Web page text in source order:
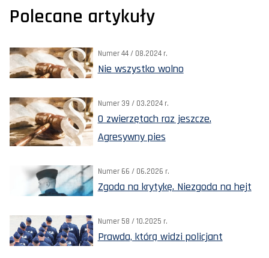
Polecane artykuły
Numer 44 / 08.2024 r.
Nie wszystko wolno
Numer 39 / 03.2024 r.
O zwierzętach raz jeszcze.
Agresywny pies
Numer 66 / 06.2026 r.
Zgoda na krytykę. Niezgoda na hejt
Numer 58 / 10.2025 r.
Prawda, którą widzi policjant